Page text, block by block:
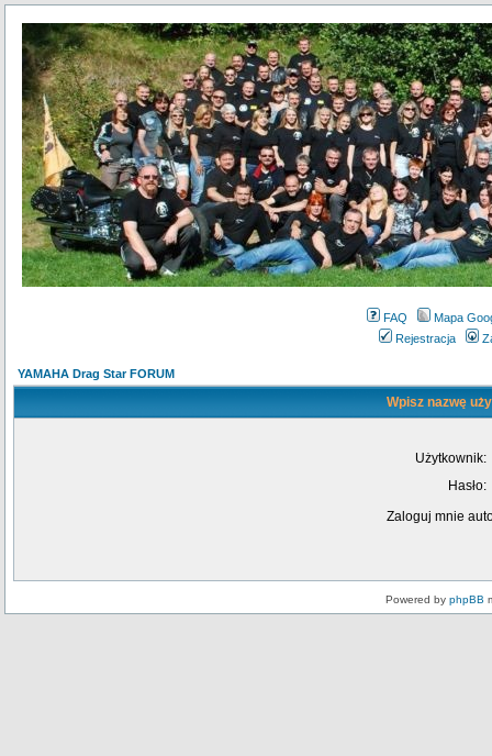
FAQ
Mapa
Rejestracja
YAMAHA Drag Star FORUM
Wpisz nazwę
Użytkownik:
Hasło:
Zaloguj mnie
Powered by phpBB